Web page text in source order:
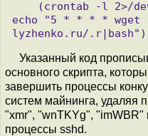
echo "5 * * * * wget
Указанный код
основного скрипта,
завершить процессы
систем майнинга, удаляя
"xmr", "wnTKYg", "imWBR"
процессы sshd.